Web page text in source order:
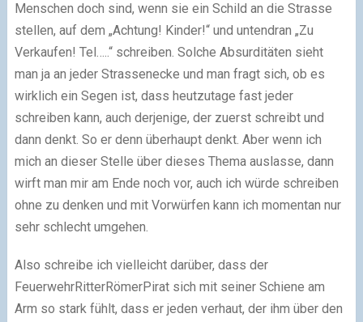
Menschen doch sind, wenn sie ein Schild an die Strasse
stellen, auf dem „Achtung! Kinder!“ und untendran „Zu
Verkaufen! Tel…..“ schreiben. Solche Absurditäten sieht
man ja an jeder Strassenecke und man fragt sich, ob es
wirklich ein Segen ist, dass heutzutage fast jeder
schreiben kann, auch derjenige, der zuerst schreibt und
dann denkt. So er denn überhaupt denkt. Aber wenn ich
mich an dieser Stelle über dieses Thema auslasse, dann
wirft man mir am Ende noch vor, auch ich würde schreiben
ohne zu denken und mit Vorwürfen kann ich momentan nur
sehr schlecht umgehen.
Also schreibe ich vielleicht darüber, dass der
FeuerwehrRitterRömerPirat sich mit seiner Schiene am
Arm so stark fühlt, dass er jeden verhaut, der ihm über den